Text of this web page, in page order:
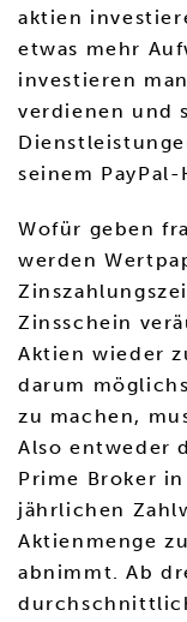
aktien
etwas mehr
investieren
verdienen und
seinem
Wofür geben
werden
Zinsschein
Aktien wieder
darum
zu machen,
Also entweder
Prime Broker
jährlichen
Aktienmenge
abnimmt. Ab